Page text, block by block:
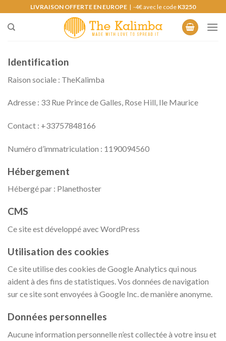
content
LIVRAISON OFFERTE EN EUROPE | -4€ avec le code K3250
Identification
Raison sociale : TheKalimba
Adresse : 33 Rue Prince de Galles, Rose Hill, Ile Maurice
Contact : +33757848166
Numéro d’immatriculation : 1190094560
Hébergement
Hébergé par : Planethoster
CMS
Ce site est développé avec WordPress
Utilisation des cookies
Ce site utilise des cookies de Google Analytics qui nous
aident à des fins de statistiques. Vos données de navigation
sur ce site sont envoyées à Google Inc. de manière anonyme.
Données personnelles
Aucune information personnelle n’est collectée à votre insu et